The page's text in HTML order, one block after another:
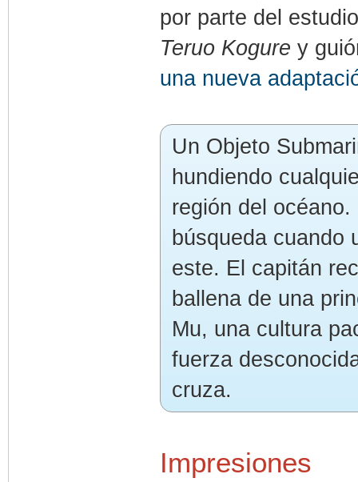
por parte del
Teruo Kogurey
una nueva
Un Objeto
hundiendo
región del
búsqueda cuando
este. El capitán
ballena de una
Mu, una cultura
fuerza
cruza.
Impresiones